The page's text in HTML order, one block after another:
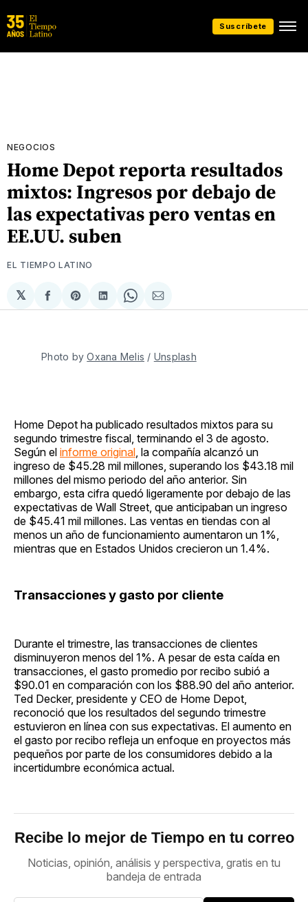
Suscríbete
NEGOCIOS
Home Depot reporta resultados
mixtos: Ingresos por debajo de
las expectativas pero ventas en
EE.UU. suben
EL TIEMPO LATINO
𝕏
Compartir
en
Share
on
Compartir
en
Share
on
Compartir
via
Photo by Oxana Melis / Unsplash
Home Depot ha publicado resultados mixtos para su
segundo trimestre fiscal, terminando el 3 de agosto.
Según el informe original , la compañía alcanzó un
ingreso de $45.28 mil millones, superando los $43.18 mil
millones del mismo periodo del año anterior. Sin
embargo, esta cifra quedó ligeramente por debajo de las
expectativas de Wall Street, que anticipaban un ingreso
de $45.41 mil millones. Las ventas en tiendas con al
menos un año de funcionamiento aumentaron un 1%,
mientras que en Estados Unidos crecieron un 1.4%.
Transacciones y gasto por cliente
Durante el trimestre, las transacciones de clientes
disminuyeron menos del 1%. A pesar de esta caída en
transacciones, el gasto promedio por recibo subió a
$90.01 en comparación con los $88.90 del año anterior.
Ted Decker, presidente y CEO de Home Depot,
reconoció que los resultados del segundo trimestre
estuvieron en línea con sus expectativas. El aumento en
el gasto por recibo refleja un enfoque en proyectos más
pequeños por parte de los consumidores debido a la
incertidumbre económica actual.
Recibe lo mejor de Tiempo en tu correo
Noticias, opinión, análisis y perspectiva, gratis en tu
bandeja de entrada